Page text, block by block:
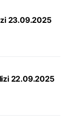
23.09.2025
22.09.2025